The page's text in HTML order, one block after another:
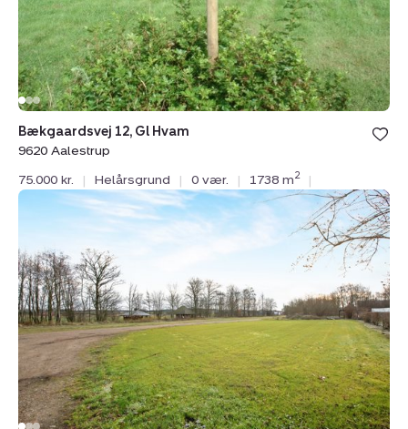
Bækgaardsvej 12, Gl Hvam
9620 Aalestrup
75.000 kr.
| Helårsgrund | 0 vær. | 1738 m2 |
Helårsgrund:
Thorsgade
Hvam
st.
by,
9620
Aalestrup